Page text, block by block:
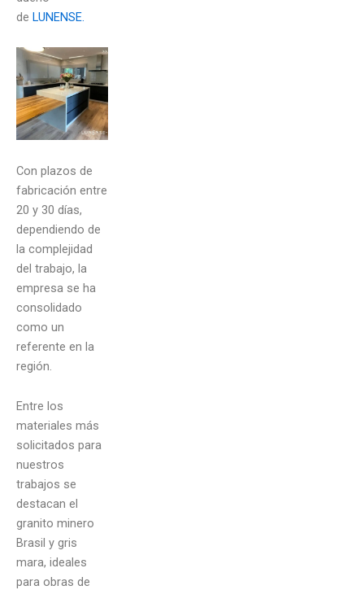
de LUNENSE.
Con plazos de
fabricación entre
20 y 30 días,
dependiendo de
la complejidad
del trabajo, la
empresa se ha
consolidado
como un
referente en la
región.
Entre los
materiales más
solicitados para
nuestros
trabajos se
destacan el
granito minero
Brasil y gris
mara, ideales
para obras de